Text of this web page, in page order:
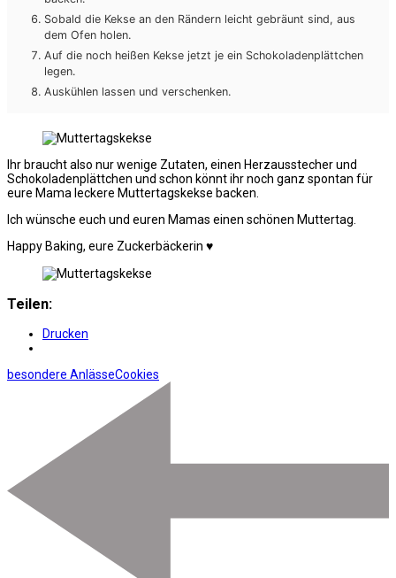
Sobald die Kekse an den Rändern leicht gebräunt sind, aus
dem Ofen holen.
Auf die noch heißen Kekse jetzt je ein Schokoladenplättchen
legen.
Auskühlen lassen und verschenken.
Ihr braucht also nur wenige Zutaten, einen Herzausstecher und
Schokoladenplättchen und schon könnt ihr noch ganz spontan für
eure Mama leckere Muttertagskekse backen.
Ich wünsche euch und euren Mamas einen schönen Muttertag.
Happy Baking, eure Zuckerbäckerin ♥
Teilen:
Drucken
besondere AnlässeCookies